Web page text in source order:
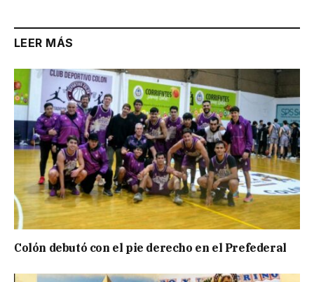
LEER MÁS
Colón debutó con el pie derecho en el Prefederal